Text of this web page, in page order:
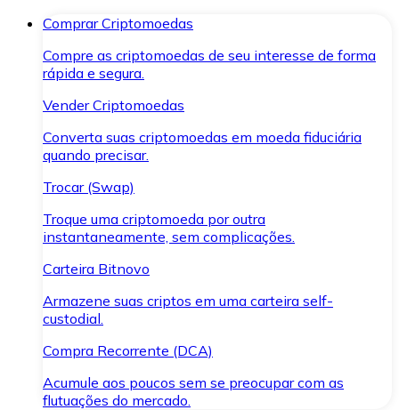
Comprar Criptomoedas
Compre as criptomoedas de seu interesse de forma
rápida e segura.
Vender Criptomoedas
Converta suas criptomoedas em moeda fiduciária
quando precisar.
Trocar (Swap)
Troque uma criptomoeda por outra
instantaneamente, sem complicações.
Carteira Bitnovo
Armazene suas criptos em uma carteira self-
custodial.
Compra Recorrente (DCA)
Acumule aos poucos sem se preocupar com as
flutuações do mercado.